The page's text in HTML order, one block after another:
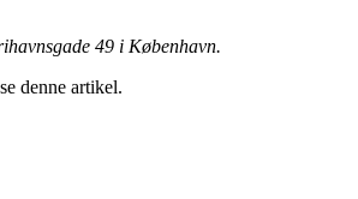
49 i København.
denne artikel.